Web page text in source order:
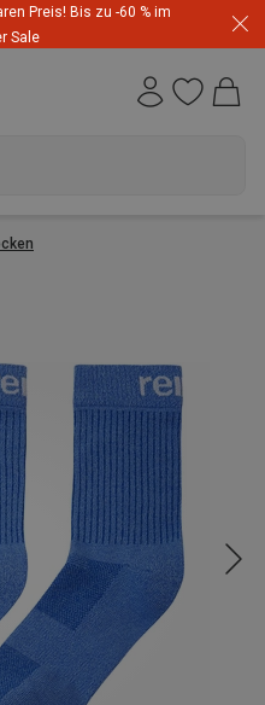
Preis! Bis zu -60 % im
Sale